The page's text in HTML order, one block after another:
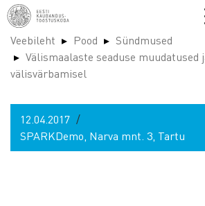
Liigu
edasi
põhisisu
juurde
Veebileht Pood
Sündmused
Välismaalaste seaduse muudatused
välisvärbamisel
12.04.2017
SPARKDemo, Narva mnt. 3, Tartu